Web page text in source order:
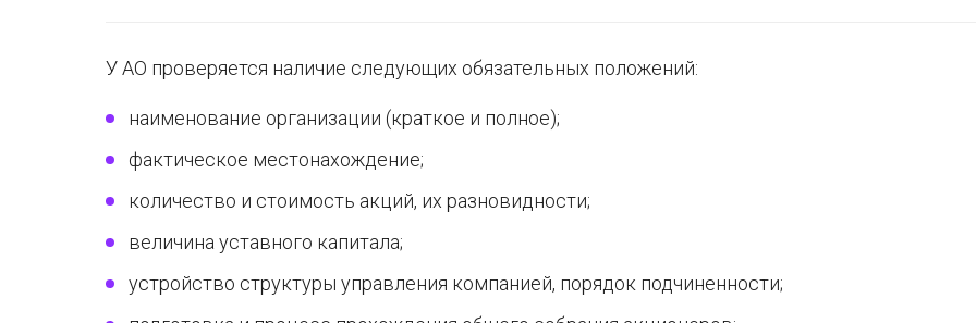
У АО проверяется наличие следующих обязательных положений:
наименование организации (краткое и полное);
фактическое местонахождение;
количество и стоимость акций, их разновидности;
величина уставного капитала;
устройство структуры управления компанией, порядок подчиненности;